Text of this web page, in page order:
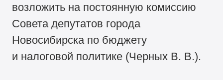
возложить на постоянную комиссию
Совета депутатов города
Новосибирска по бюджету
и налоговой политике (Черных В. В.).